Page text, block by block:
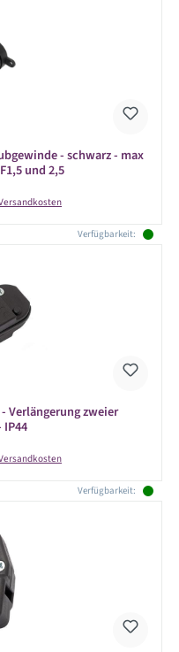
- schwarz - max
und 2,5
Preis:
Verfügbarkeit:
Verlängerung zweier
Preis:
Verfügbarkeit: